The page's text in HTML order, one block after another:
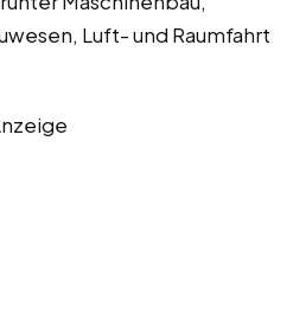
Luft- und Raumfahrt